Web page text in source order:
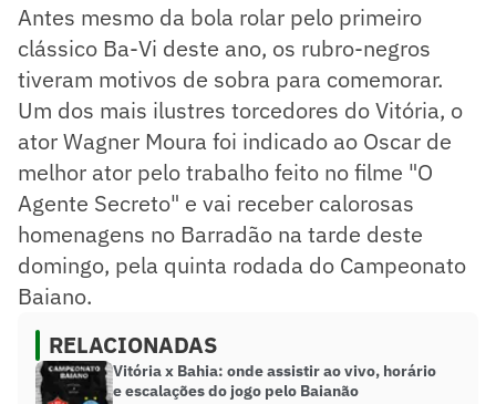
Antes mesmo da bola rolar pelo primeiro
clássico Ba-Vi deste ano, os rubro-negros
tiveram motivos de sobra para comemorar.
Um dos mais ilustres torcedores do Vitória, o
ator Wagner Moura foi indicado ao Oscar de
melhor ator pelo trabalho feito no filme "O
Agente Secreto" e vai receber calorosas
homenagens no Barradão na tarde deste
domingo, pela quinta rodada do Campeonato
Baiano.
RELACIONADAS
Vitória x Bahia: onde assistir ao vivo, horário
e escalações do jogo pelo Baianão